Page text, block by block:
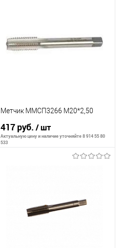
К сравнению
Метчик ММСП3266 М20*2,50
417 руб./ шт
Актуальную цену и наличие уточняйте 8 914 55 80
533
К сравнению